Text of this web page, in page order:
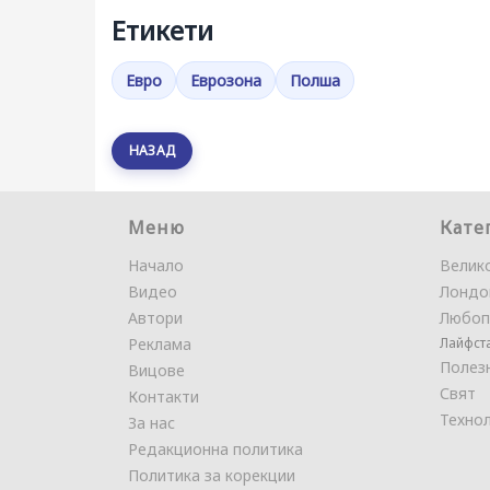
Етикети
Евро Еврозона Полша
НАЗАД
Меню
Начало
Видео
Автори
Реклама
Вицове
Контакти
За нас
Редакционна политика
Политика за корекции
Свят